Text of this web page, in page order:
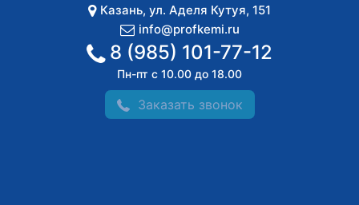
Казань, ул. Аделя Кутуя, 151
info@profkemi.ru
8 (985) 101-77-12
Пн-пт с 10.00 до 18.00
Заказать звонок